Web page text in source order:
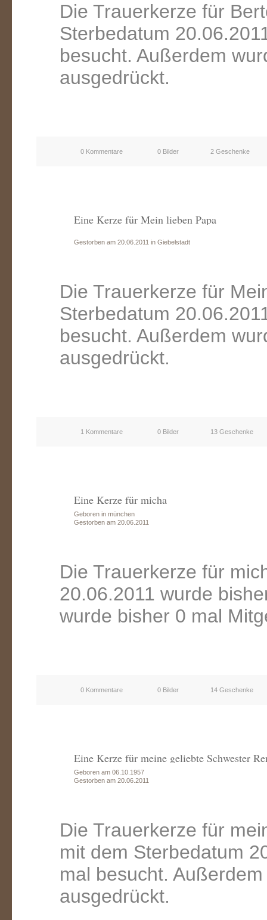
Die Trauerkerze für
Sterbedatum
besucht. Außerdem
ausgedrückt.
0 Kommentare 0 Bilder 2 Geschenke
Eine Kerze für Mein lieben Papa
Gestorben am 20.06.2011 in Giebelstadt
Die Trauerkerze für
Sterbedatum
besucht. Außerdem
ausgedrückt.
1 Kommentare 0 Bilder 13 Geschenke
Eine Kerze für micha
Geboren in münchen
Gestorben am 20.06.2011
Die Trauerkerze für
20.06.2011 wurde
wurde bisher 0 mal
0 Kommentare 0 Bilder 14 Geschenke
Eine Kerze für meine geliebte Schwester
Geboren am 06.10.1957
Gestorben am 20.06.2011
Die Trauerkerze für
mit dem Sterbedatum
mal besucht.
ausgedrückt.